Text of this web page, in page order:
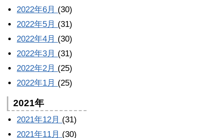
2022年6月 (30)
2022年5月 (31)
2022年4月 (30)
2022年3月 (31)
2022年2月 (25)
2022年1月 (25)
2021年
2021年12月 (31)
2021年11月 (30)